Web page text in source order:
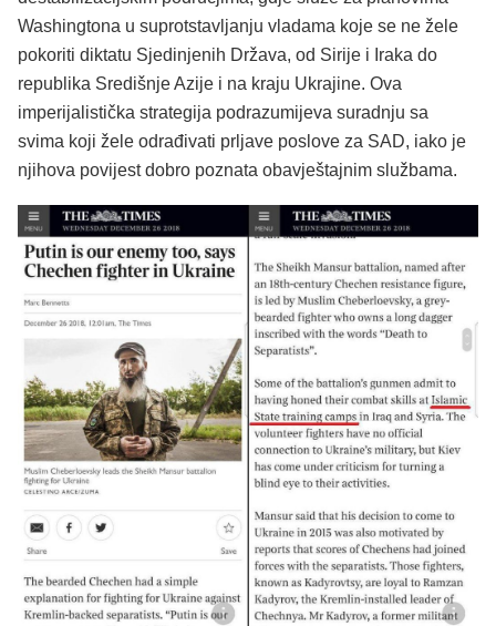
Washingtona u suprotstavljanju vladama koje se ne žele
pokoriti diktatu Sjedinjenih Država, od Sirije i Iraka do
republika Središnje Azije i na kraju Ukrajine. Ova
imperijalistička strategija podrazumijeva suradnju sa
svima koji žele odrađivati prljave poslove za SAD, iako je
njihova povijest dobro poznata obavještajnim službama.